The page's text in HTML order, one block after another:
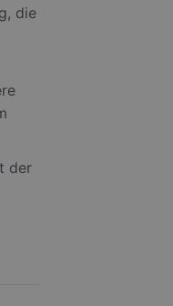
die
der